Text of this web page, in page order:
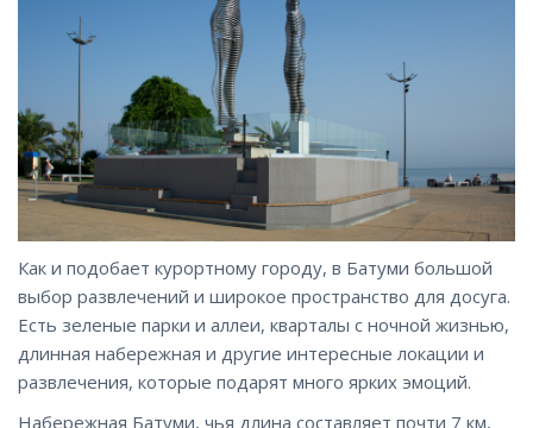
Как и подобает курортному городу, в Батуми большой
выбор развлечений и широкое пространство для досуга.
Есть зеленые парки и аллеи, кварталы с ночной жизнью,
длинная набережная и другие интересные локации и
развлечения, которые подарят много ярких эмоций.
Набережная Батуми, чья длина составляет почти 7 км,